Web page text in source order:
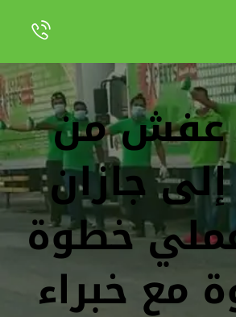
عفش من
جازان
خطوة
مع خبراء